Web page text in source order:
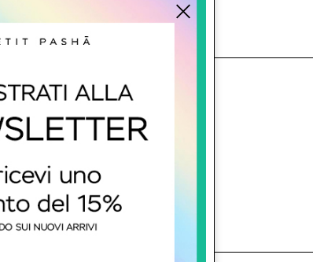
L'azienda
Contatti
Pagamenti
Spedizione